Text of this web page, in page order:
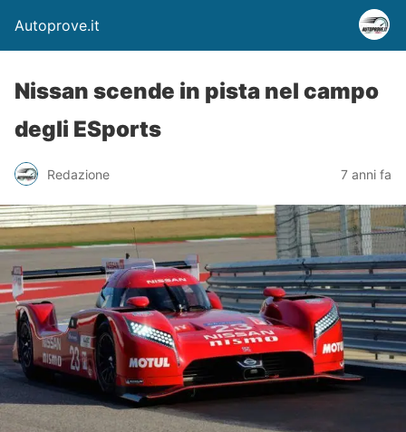
Autoprove.it
Nissan scende in pista nel campo
degli ESports
Redazione 7 anni fa